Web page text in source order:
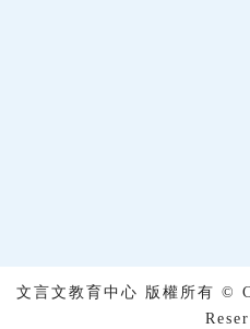
文言文教育中心 版權所有